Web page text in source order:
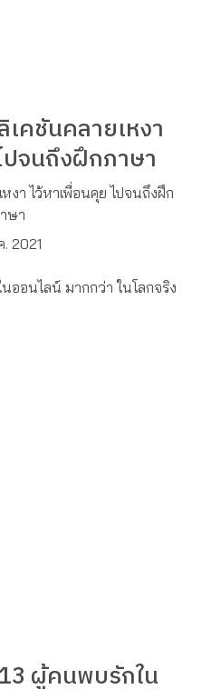
คชันคลายเหงา
ปจนถึงฝึกภาษา
งา ไว้หาเพื่อนคุย ไปจนถึงฝึก
ษา
. 2021
ผู้คนพบรักใน